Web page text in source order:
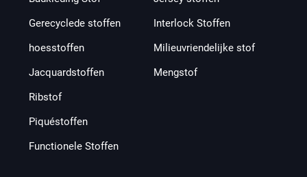
Gerecyclede stoffen
hoesstoffen
Interlock Stoffen
Milieuvriendelijke stof
Jacquardstoffen
Ribstof
Piquéstoffen
Functionele Stoffen
Mengstof